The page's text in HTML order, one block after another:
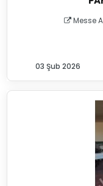
Messe
03 Şub 2026